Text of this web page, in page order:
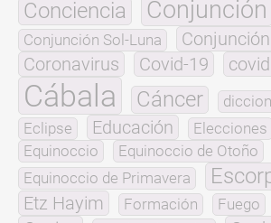
Conciencia Conjunción
Conjunción Sol-Luna
Coronavirus
Covid-19
Cábala Cáncer
Eclipse
Educación Elecciones
Equinoccio
Equinoccio de Otoño
Equinoccio de Primavera
Etz Hayim Formación Fuego